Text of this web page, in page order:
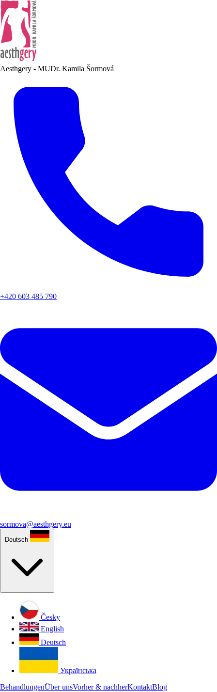
Aesthgery - MUDr. Kamila Šormová
+420 603 485 790
sormova@aesthgery.eu
Deutsch
Česky
English
Deutsch
Українська
BehandlungenÜber unsVorher & nachherKontaktBlog